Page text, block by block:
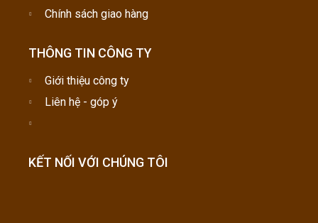
Chính sách giao hàng
THÔNG TIN CÔNG TY
Giới thiệu công ty
Liên hệ - góp ý
KẾT NỐI VỚI CHÚNG TÔI